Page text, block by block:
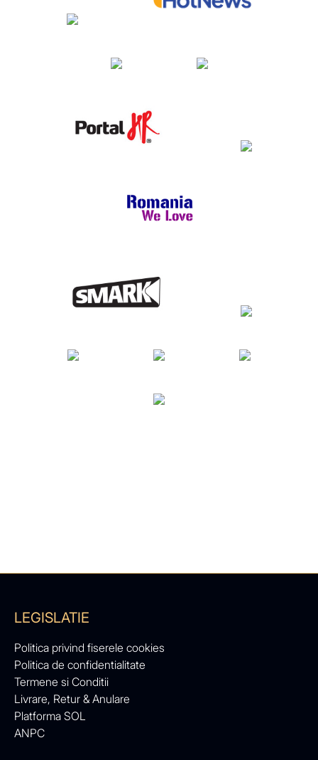
LEGISLATIE
Politica privind fiserele cookies
Politica de confidentialitate
Termene si Conditii
Livrare, Retur & Anulare
Platforma SOL
ANPC